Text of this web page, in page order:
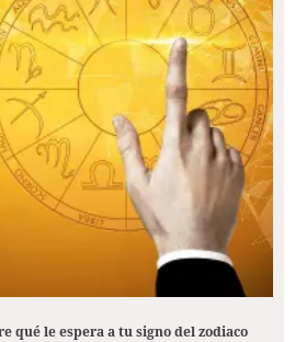
qué le espera a tu signo del zodiaco